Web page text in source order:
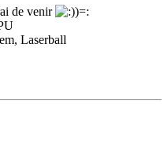
de venir
Laserball